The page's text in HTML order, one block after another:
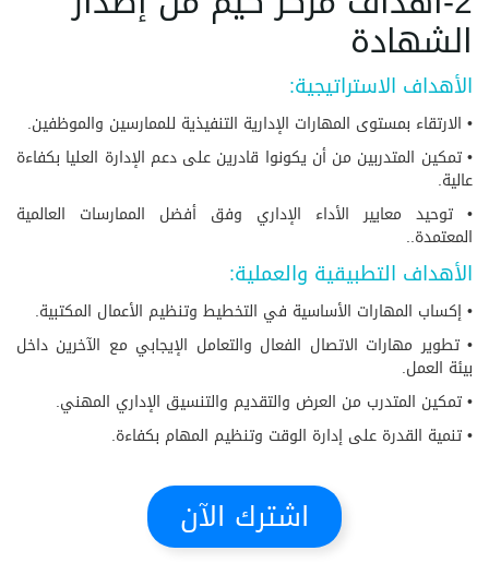
الشهادة
الأهداف الاستراتيجية:
• الارتقاء بمستوى المهارات الإدارية التنفيذية للممارسين والموظفين.
• تمكين المتدربين من أن يكونوا قادرين على دعم الإدارة العليا بكفاءة
عالية.
• توحيد معايير الأداء الإداري وفق أفضل الممارسات العالمية
المعتمدة..
الأهداف التطبيقية والعملية:
• إكساب المهارات الأساسية في التخطيط وتنظيم الأعمال المكتبية.
• تطوير مهارات الاتصال الفعال والتعامل الإيجابي مع الآخرين داخل
بيئة العمل.
• تمكين المتدرب من العرض والتقديم والتنسيق الإداري المهني.
• تنمية القدرة على إدارة الوقت وتنظيم المهام بكفاءة.
اشترك الآن